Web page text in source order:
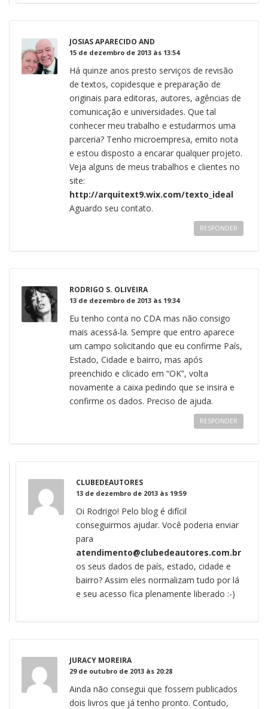
JOSIAS APARECIDO AND
15 de dezembro de 2013 às 13:54
Há quinze anos presto serviços de revisão
de textos, copidesque e preparação de
originais para editoras, autores, agências de
comunicação e universidades. Que tal
conhecer meu trabalho e estudarmos uma
parceria? Tenho microempresa, emito nota
e estou disposto a encarar qualquer projeto.
Veja alguns de meus trabalhos e clientes no
site:
http://arquitext9.wix.com/texto_ideal
Aguardo seu contato.
RESPONDER
RODRIGO S. OLIVEIRA
13 de dezembro de 2013 às 19:34
Eu tenho conta no CDA mas não consigo
mais acessá-la. Sempre que entro aparece
um campo solicitando que eu confirme País,
Estado, Cidade e bairro, mas após
preenchido e clicado em “OK”, volta
novamente a caixa pedindo que se insira e
confirme os dados. Preciso de ajuda.
RESPONDER
CLUBEDEAUTORES
13 de dezembro de 2013 às 19:59
Oi Rodrigo! Pelo blog é difícil
conseguirmos ajudar. Você poderia enviar
para
atendimento@clubedeautores.com.br
os seus dados de país, estado, cidade e
bairro? Assim eles normalizam tudo por lá
e seu acesso fica plenamente liberado :-)
JURACY MOREIRA
29 de outubro de 2013 às 20:28
Ainda não consegui que fossem publicados
dois livros que já tenho pronto. Contudo,